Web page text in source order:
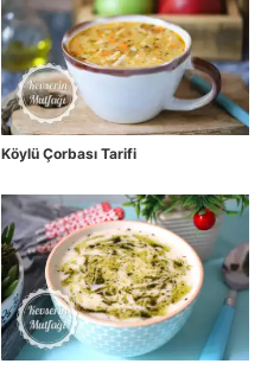
Köylü Çorbası Tarifi